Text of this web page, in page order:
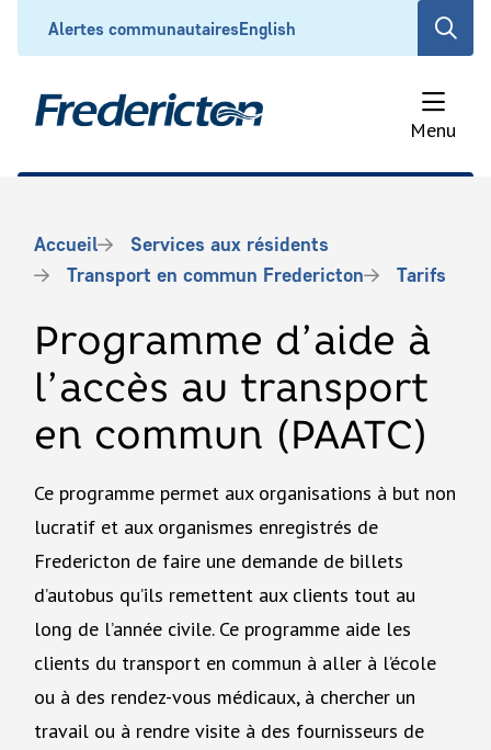
principal
Header
Alertes communautairesEnglish
Open
search
form
Menu
Fil
d'Ariane
Accueil
Services aux résidents
Transport en commun Fredericton
Tarifs
Programme d’aide à
l’accès au transport
en commun (PAATC)
Ce programme permet aux organisations à but non
lucratif et aux organismes enregistrés de
Fredericton de faire une demande de billets
d’autobus qu’ils remettent aux clients tout au
long de l’année civile. Ce programme aide les
clients du transport en commun à aller à l’école
ou à des rendez-vous médicaux, à chercher un
travail ou à rendre visite à des fournisseurs de